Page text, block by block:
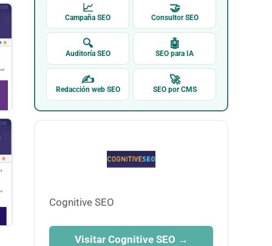
📈
Campaña SEO
🤝
Consultor SEO
🔍
Auditoría SEO
🤖
SEO para IA
✍
Redacción web SEO
🚀
SEO por CMS
Cognitive SEO
Visitar Cognitive SEO →